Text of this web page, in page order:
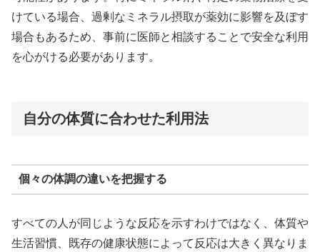
けている場合、過剰なミネラル摂取が薬効に影響を及ぼす
場合もあるため、事前に医師と相談することで安全な利用
を心がける必要があります。
自分の体質に合わせた利用法
個々の体調の違いを把握する
すべての人が同じような反応を示すわけではなく、体質や
生活習慣、既存の健康状態によって反応は大きく異なりま